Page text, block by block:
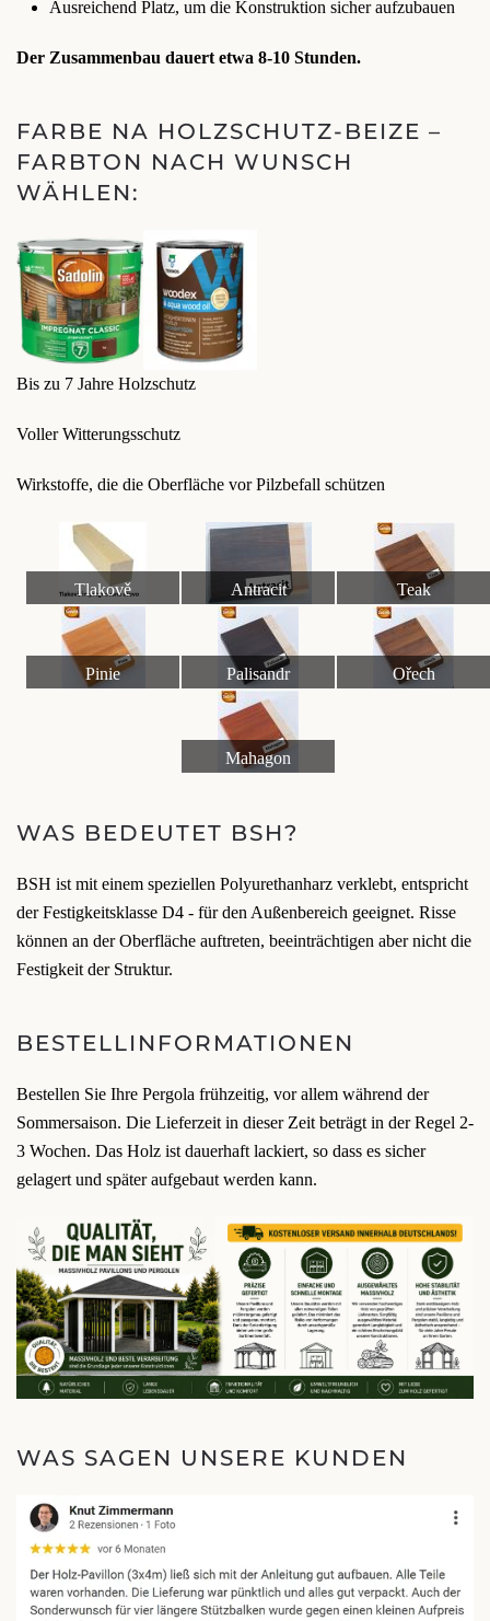
Ausreichend Platz, um die Konstruktion sicher aufzubauen
Der Zusammenbau dauert etwa 8-10 Stunden.
FARBE NA HOLZSCHUTZ-BEIZE –
FARBTON NACH WUNSCH
WÄHLEN:
Bis zu 7 Jahre Holzschutz
Voller Witterungsschutz
Wirkstoffe, die die Oberfläche vor Pilzbefall schützen
Tlakově
impregnované dřevo
Antracit Teak
Pinie Palisandr Ořech
Mahagon
WAS BEDEUTET BSH?
BSH ist mit einem speziellen Polyurethanharz verklebt, entspricht
der Festigkeitsklasse D4 - für den Außenbereich geeignet. Risse
können an der Oberfläche auftreten, beeinträchtigen aber nicht die
Festigkeit der Struktur.
BESTELLINFORMATIONEN
Bestellen Sie Ihre Pergola frühzeitig, vor allem während der
Sommersaison. Die Lieferzeit in dieser Zeit beträgt in der Regel 2-
3 Wochen. Das Holz ist dauerhaft lackiert, so dass es sicher
gelagert und später aufgebaut werden kann.
WAS SAGEN UNSERE KUNDEN